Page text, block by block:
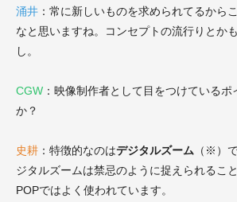
涌井 ：常に新しいものを求められてるから
なと思いますね。コンセプトの流行りとか
し。
CGW ：映像制作者として目をつけている
か？
史耕 ：特徴的なのはデジタルズーム （※）
ジタルズームは禁忌のように捉えられるこ
POPではよく使われています。